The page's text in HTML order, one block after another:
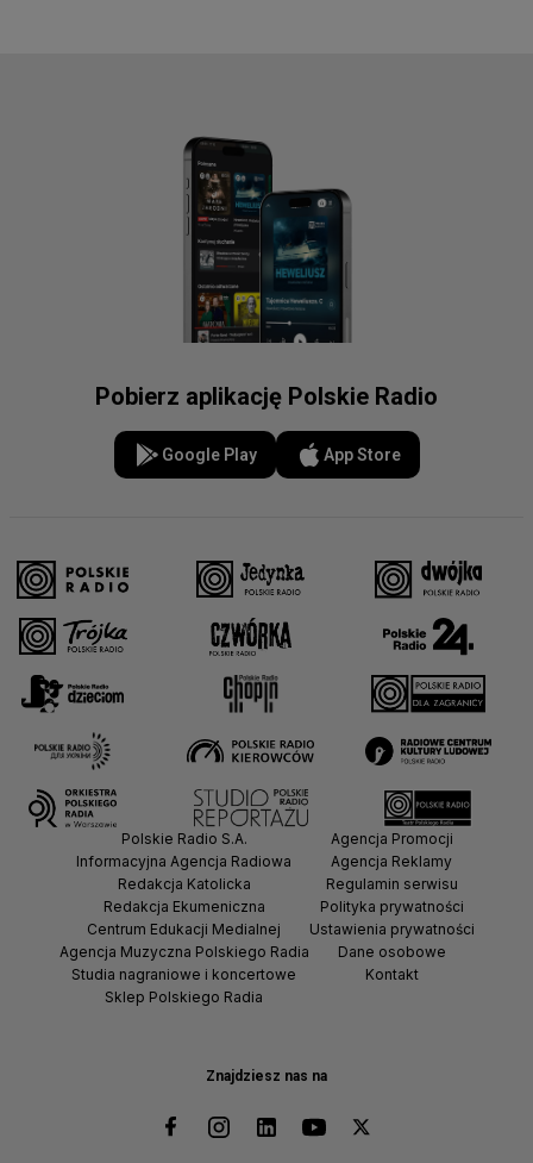
Pobierz aplikację Polskie Radio
Google Play App Store
Znajdziesz nas na
Polskie Radio S.A.
Informacyjna Agencja Radiowa
Redakcja Katolicka
Redakcja Ekumeniczna
Centrum Edukacji Medialnej
Agencja Muzyczna Polskiego Radia
Studia nagraniowe i koncertowe
Sklep Polskiego Radia
Agencja Promocji
Agencja Reklamy
Regulamin serwisu
Polityka prywatności
Ustawienia prywatności
Dane osobowe
Kontakt